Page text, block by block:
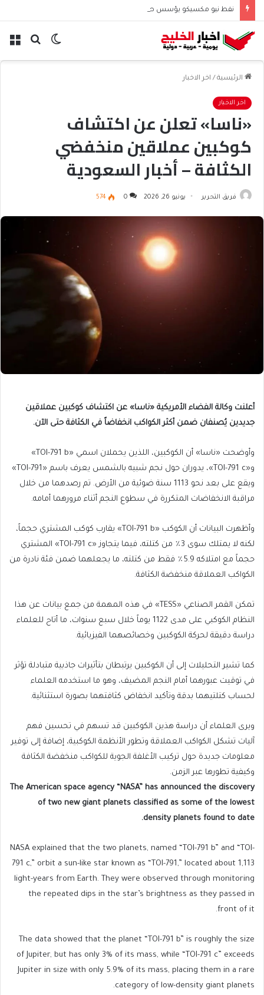
نفط نيو مكسيكو يؤسس صندوق 75 مليار دولار ويشعل جدل الإنفاق
بحث الوضع
الرئيسية / اخر الاخبار
اخر الاخبار
«ناسا» تعلن عن اكتشاف
كوكبين عملاقين منخفضي
الكثافة – أخبار السعودية
فريق التحرير يونيو 26, 2026 0
574
أعلنت وكالة الفضاء الأمريكية «ناسا» عن اكتشاف كوكبين عملاقين
جديدين يُصنفان ضمن أكثر الكواكب انخفاضاً في الكثافة حتى الآن.
وأوضحت «ناسا» أن الكوكبين، اللذين يحملان اسمي «TOI-791 b»
و«TOI-791 c»، يدوران حول نجم شبيه بالشمس يعرف باسم «TOI-791»
ويقع على بعد نحو 1113 سنة ضوئية من الأرض. تم رصدهما من خلال
مراقبة الانخفاضات المتكررة في سطوع النجم أثناء مرورهما أمامه.
وأظهرت البيانات أن الكوكب «TOI-791 b» يقارب كوكب المشتري حجماً،
لكنه لا يمتلك سوى 3٪ من كتلته، فيما يتجاوز «TOI-791 c» المشتري
حجماً مع امتلاكه 5.9٪ فقط من كتلته، ما يجعلهما ضمن فئة نادرة من
الكواكب العملاقة منخفضة الكثافة.
تمكن القمر الصناعي «TESS» في هذه المهمة من جمع بيانات عن هذا
النظام الكوكبي على مدى 1122 يوماً خلال سبع سنوات، ما أتاح للعلماء
دراسة دقيقة لحركة الكوكبين وخصائصهما الفيزيائية.
كما تشير التحليلات إلى أن الكوكبين يرتبطان بتأثيرات جاذبية متبادلة تؤثر
في توقيت عبورهما أمام النجم المضيف، وهو ما استخدمه العلماء
لحساب كتلتيهما بدقة وتأكيد انخفاض كثافتهما بصورة استثنائية.
ويرى العلماء أن دراسة هذين الكوكبين قد تسهم في تحسين فهم
آليات تشكل الكواكب العملاقة وتطور الأنظمة الكوكبية، إضافة إلى توفير
معلومات جديدة حول تركيب الأغلفة الجوية للكواكب منخفضة الكثافة
وكيفية تطورها عبر الزمن.
The American space agency “NASA” has announced the discovery
of two new giant planets classified as some of the lowest
density planets found to date.
NASA explained that the two planets, named “TOI-791 b” and “TOI-
791 c,” orbit a sun-like star known as “TOI-791,” located about 1,113
light-years from Earth. They were observed through monitoring
the repeated dips in the star’s brightness as they passed in
front of it.
The data showed that the planet “TOI-791 b” is roughly the size
of Jupiter, but has only 3% of its mass, while “TOI-791 c” exceeds
Jupiter in size with only 5.9% of its mass, placing them in a rare
category of low-density giant planets.